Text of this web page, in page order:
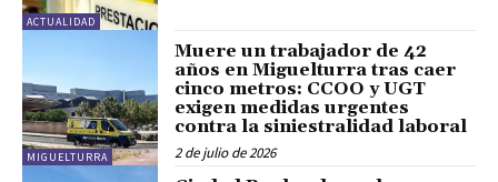
ACTUALIDAD
MIGUELTURRA
Muere un trabajador de 42
años en Miguelturra tras caer
cinco metros: CCOO y UGT
exigen medidas urgentes
contra la siniestralidad laboral
2 de julio de 2026